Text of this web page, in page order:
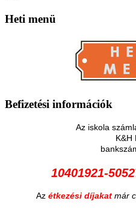
Heti menü
Befizetési információk
Az iskola
K&H
10401921-
Az étkezési díjakat már